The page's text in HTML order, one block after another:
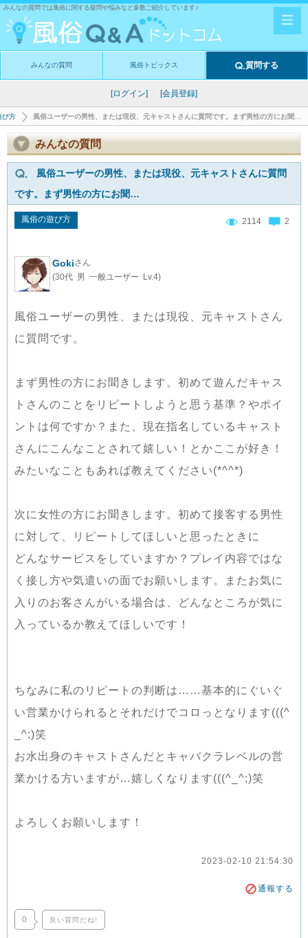
みんなの質問では風俗に関する疑問や悩みなど多数ご紹介しています♪
みんなの質問 風俗トピックス 質問する
[ログイン] [会員登録]
び方 風俗ユーザーの男性、または現役、元キャストさんに質問です。まず男性の方にお聞…
みんなの質問
風俗ユーザーの男性、または現役、元キャストさんに質問
です。まず男性の方にお聞…
風俗の遊び方 2114 2
Gokiさん
(30代 男 一般ユーザー Lv.4)
風俗ユーザーの男性、または現役、元キャストさん
に質問です。
まず男性の方にお聞きします。初めて遊んだキャス
トさんのことをリピートしようと思う基準？やポイ
ントは何ですか？また、現在指名しているキャスト
さんにこんなことされて嬉しい！とかここが好き！
みたいなこともあれば教えてください(*^^*)
次に女性の方にお聞きします。初めて接客する男性
に対して、リピートしてほしいと思ったときに
どんなサービスをしていますか？プレイ内容ではな
く接し方や気遣いの面でお願いします。またお気に
入りのお客さんがいる場合は、どんなところが気に
入っているか教えてほしいです！
ちなみに私のリピートの判断は……基本的にぐいぐ
い営業かけられるとそれだけでコロっとなります(((^
_^;)笑
お水出身のキャストさんだとキャバクラレベルの営
業かける方いますが…嬉しくなります(((^_^;)笑
よろしくお願いします！
2023-02-10 21:54:30
通報する
0 良い質問だね!